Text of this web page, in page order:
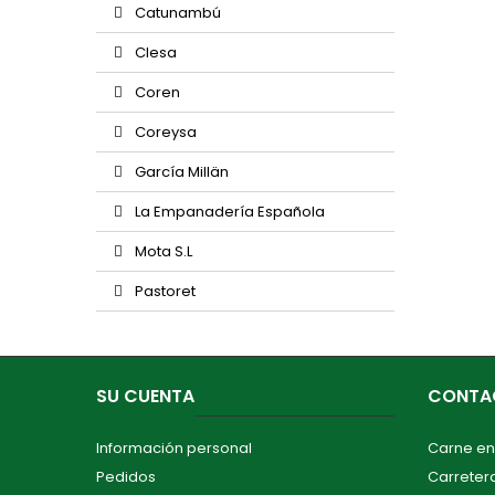
Catunambú
Clesa
Coren
Coreysa
García Millän
La Empanadería Española
Mota S.L
Pastoret
SU CUENTA
Información personal
Pedidos
Carne